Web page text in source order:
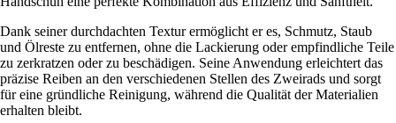
Dank seiner durchdachten Textur ermöglicht er es, Schmutz, Staub
und Ölreste zu entfernen, ohne die Lackierung oder empfindliche Teile
zu zerkratzen oder zu beschädigen. Seine Anwendung erleichtert das
präzise Reiben an den verschiedenen Stellen des Zweirads und sorgt
für eine gründliche Reinigung, während die Qualität der Materialien
erhalten bleibt.